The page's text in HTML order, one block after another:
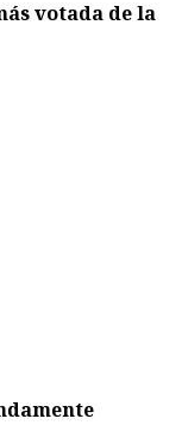
votada de la